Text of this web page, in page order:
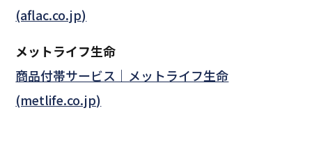
(aflac.co.jp)
メットライフ生命
商品付帯サービス｜メットライフ生命
(metlife.co.jp)